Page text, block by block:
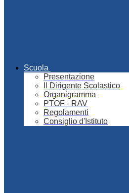
Scuola
Presentazione
Il Dirigente Scolastico
Organigramma
PTOF - RAV
Regolamenti
Consiglio d'Istituto